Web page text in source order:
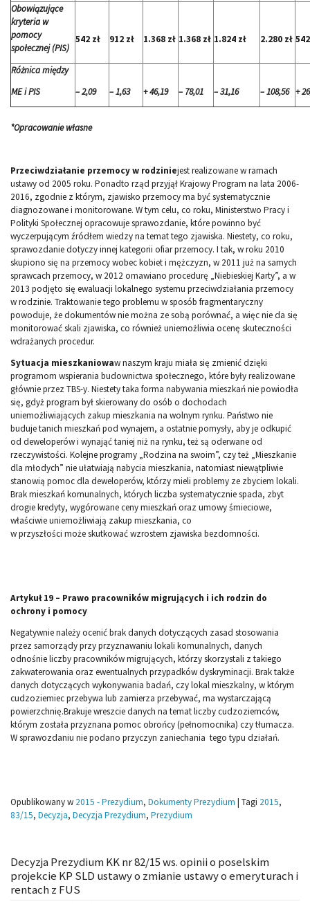
Obowiązujące
kryteria w
pomocy
społecznej (PIS)
542 zł 912 zł 1.368 zł 1.368 zł 1.824 zł 2.280 zł
Różnica między
ME i PIS
– 2,09 – 1,63 + 46,19 – 78,01 – 31,16 – 108,56 +
*Opracowanie własne
Przeciwdziałanie przemocy w rodziniejest realizowane w ramach
ustawy od 2005 roku. Ponadto rząd przyjął Krajowy Program na lata 2006-
2016, zgodnie z którym, zjawisko przemocy ma być systematycznie
diagnozowane i monitorowane. W tym celu, co roku, Ministerstwo Pracy i
Polityki Społecznej opracowuje sprawozdanie, które powinno być
wyczerpującym źródłem wiedzy na temat tego zjawiska. Niestety, co roku,
sprawozdanie dotyczy innej kategorii ofiar przemocy. I tak, w roku 2010
skupiono się na przemocy wobec kobiet i mężczyzn, w 2011 już na samych
sprawcach przemocy, w 2012 omawiano procedurę „Niebieskiej Karty”, a w
2013 podjęto się ewaluacji lokalnego systemu przeciwdziałania przemocy
w rodzinie. Traktowanie tego problemu w sposób fragmentaryczny
powoduje, że dokumentów nie można ze sobą porównać, a więc nie da się
monitorować skali zjawiska, co również uniemożliwia ocenę skuteczności
wdrażanych procedur.
Sytuacja mieszkaniowaw naszym kraju miała się zmienić dzięki
programom wspierania budownictwa społecznego, które były realizowane
głównie przez TBS-y. Niestety taka forma nabywania mieszkań nie powiodła
się, gdyż program był skierowany do osób o dochodach
uniemożliwiających zakup mieszkania na wolnym rynku. Państwo nie
buduje tanich mieszkań pod wynajem, a ostatnie pomysły, aby je odkupić
od deweloperów i wynająć taniej niż na rynku, też są oderwane od
rzeczywistości. Kolejne programy „Rodzina na swoim”, czy też „Mieszkanie
dla młodych” nie ułatwiają nabycia mieszkania, natomiast niewątpliwie
stanowią pomoc dla deweloperów, którzy mieli problemy ze zbyciem lokali.
Brak mieszkań komunalnych, których liczba systematycznie spada, zbyt
drogie kredyty, wygórowane ceny mieszkań oraz umowy śmieciowe,
właściwie uniemożliwiają zakup mieszkania, co
w przyszłości może skutkować wzrostem zjawiska bezdomności.
Artykuł 19 – Prawo pracowników migrujących i ich rodzin do
ochrony i pomocy
Negatywnie należy ocenić brak danych dotyczących zasad stosowania
przez samorządy przy przyznawaniu lokali komunalnych, danych
odnośnie liczby pracowników migrujących, którzy skorzystali z takiego
zakwaterowania oraz ewentualnych przypadków dyskryminacji. Brak także
danych dotyczących wykonywania badań, czy lokal mieszkalny, w którym
cudzoziemiec przebywa lub zamierza przebywać, ma wystarczającą
powierzchnię.Brakuje wreszcie danych na temat liczby cudzoziemców,
którym została przyznana pomoc obrońcy (pełnomocnika) czy tłumacza.
W sprawozdaniu nie podano przyczyn zaniechania tego typu działań.
Opublikowany w 2015 - Prezydium, Dokumenty Prezydium | Tagi 2015,
83/15, Decyzja, Decyzja Prezydium, Prezydium
Decyzja Prezydium KK nr 82/15 ws. opinii o poselskim
projekcie KP SLD ustawy o zmianie ustawy o emeryturach i
rentach z FUS